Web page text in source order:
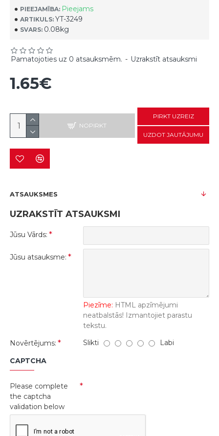
PIEEJAMĪBA: Pieejams
ARTIKULS: YT-3249
SVARS: 0.08kg
Pamatojoties uz 0 atsauksmēm. - Uzrakstīt atsauksmi
1.65€
NOPIRKT
PIRKT UZREIZ
UZDOT JAUTĀJUMU
ATSAUKSMES
UZRAKSTĪT ATSAUKSMI
Jūsu Vārds:
Jūsu atsauksme:
Piezīme: HTML apzīmējumi
neatbalstās! Izmantojiet parastu
tekstu.
Novērtējums:
Slikti Labi
CAPTCHA
Please complete
the captcha
validation below